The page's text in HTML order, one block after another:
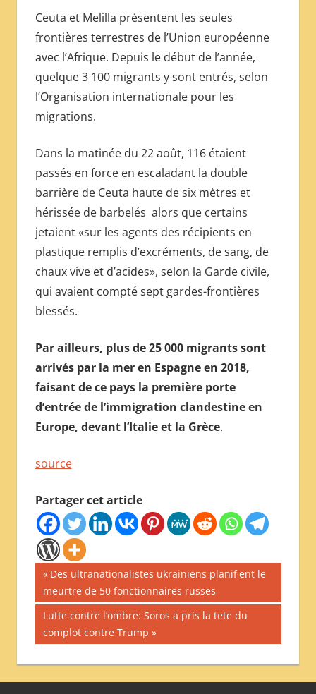
Ceuta et Melilla présentent les seules
frontières terrestres de l’Union européenne
avec l’Afrique. Depuis le début de l’année,
quelque 3 100 migrants y sont entrés, selon
l’Organisation internationale pour les
migrations.
Dans la matinée du 22 août, 116 étaient
passés en force en escaladant la double
barrière de Ceuta haute de six mètres et
hérissée de barbelés alors que certains
jetaient «sur les agents des récipients en
plastique remplis d’excréments, de sang, de
chaux vive et d’acides», selon la Garde civile,
qui avaient compté sept gardes-frontières
blessés.
Par ailleurs, plus de 25 000 migrants sont
arrivés par la mer en Espagne en 2018,
faisant de ce pays la première porte
d’entrée de l’immigration clandestine en
Europe, devant l’Italie et la Grèce.
source
Partager cet article
Navigation
de
l’article
Publication
précédente :
Des ultranationalistes ukrainiens planifient le
meurtre de 50 fonctionnaires russes
Publication
suivante :
Lutte contre l’ombre: Soros a pris la tete du
complot contre Trump